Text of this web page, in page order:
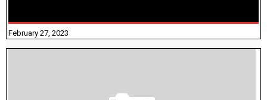
February 27, 2023